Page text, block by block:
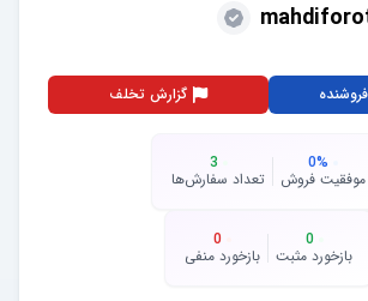
گزارش تخلف
0%
موفقیت فروش
3
تعداد سفارش‌ها
0
بازخورد مثبت
0
بازخورد منفی